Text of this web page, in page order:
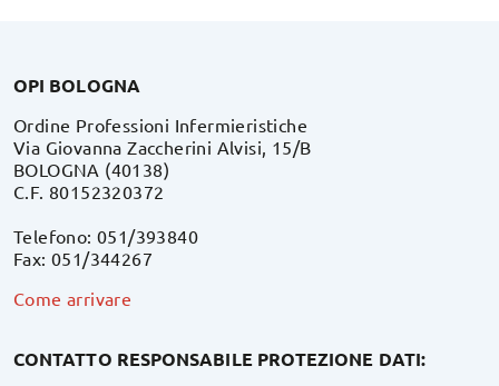
OPI BOLOGNA
Ordine Professioni Infermieristiche
Via Giovanna Zaccherini Alvisi, 15/B
BOLOGNA (40138)
C.F. 80152320372
Telefono: 051/393840
Fax: 051/344267
Come arrivare
CONTATTO RESPONSABILE PROTEZIONE DATI: